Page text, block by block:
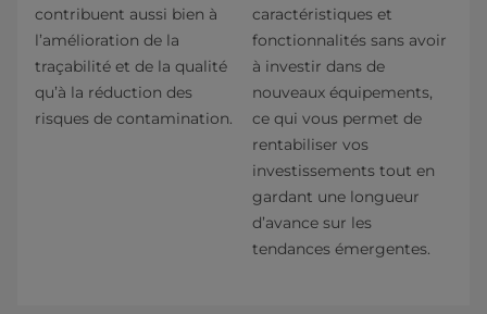
contribuent aussi bien à
l’amélioration de la
traçabilité et de la qualité
qu’à la réduction des
risques de contamination.
caractéristiques et
fonctionnalités sans avoir
à investir dans de
nouveaux équipements,
ce qui vous permet de
rentabiliser vos
investissements tout en
gardant une longueur
d’avance sur les
tendances émergentes.